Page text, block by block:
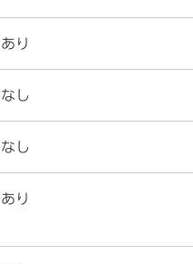
あり
なし
なし
あり